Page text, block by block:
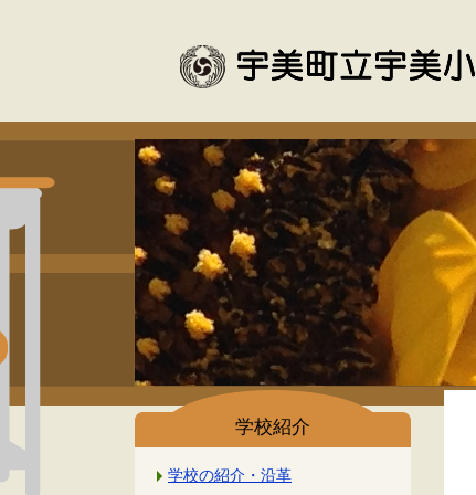
学校紹介
学校の紹介・沿革